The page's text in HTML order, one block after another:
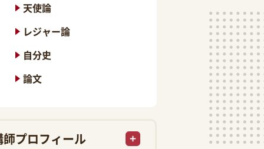
天使論
レジャー論
自分史
論文
師プロフィール